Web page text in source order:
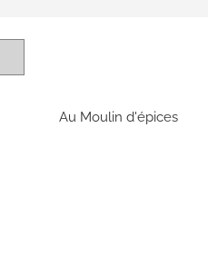
Au Moulin d'épices